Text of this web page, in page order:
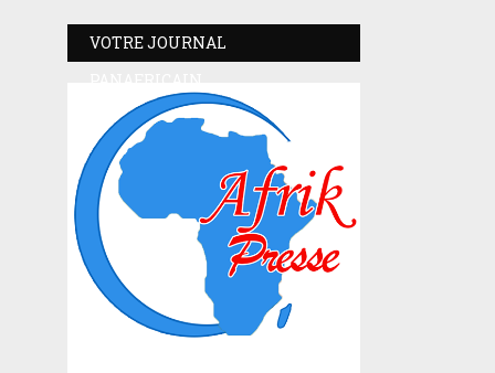
VOTRE JOURNAL